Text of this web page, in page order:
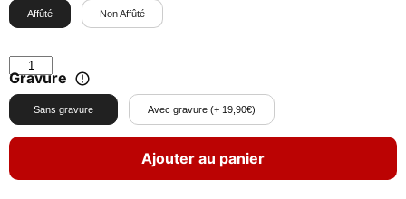
Affûté Non Affûté
Gravure
Sans gravure Avec gravure (+ 19,90€)
Ajouter au panier